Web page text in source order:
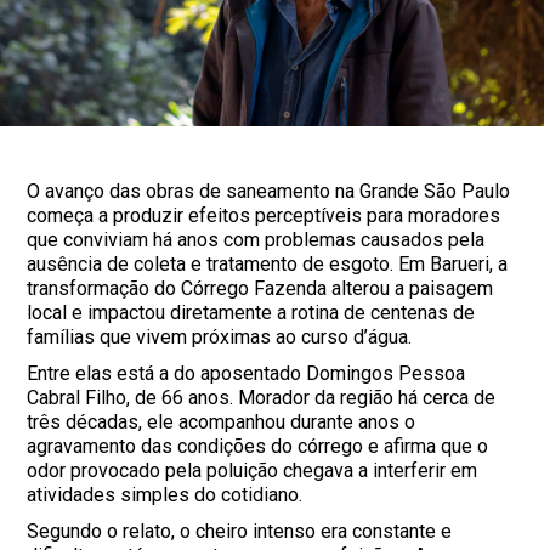
O avanço das obras de saneamento na Grande São Paulo
começa a produzir efeitos perceptíveis para moradores
que conviviam há anos com problemas causados pela
ausência de coleta e tratamento de esgoto. Em Barueri, a
transformação do Córrego Fazenda alterou a paisagem
local e impactou diretamente a rotina de centenas de
famílias que vivem próximas ao curso d’água.
Entre elas está a do aposentado Domingos Pessoa
Cabral Filho, de 66 anos. Morador da região há cerca de
três décadas, ele acompanhou durante anos o
agravamento das condições do córrego e afirma que o
odor provocado pela poluição chegava a interferir em
atividades simples do cotidiano.
Segundo o relato, o cheiro intenso era constante e